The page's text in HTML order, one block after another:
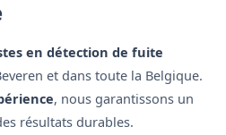
en détection de fuite
et dans toute la Belgique.
, nous garantissons un
résultats durables.